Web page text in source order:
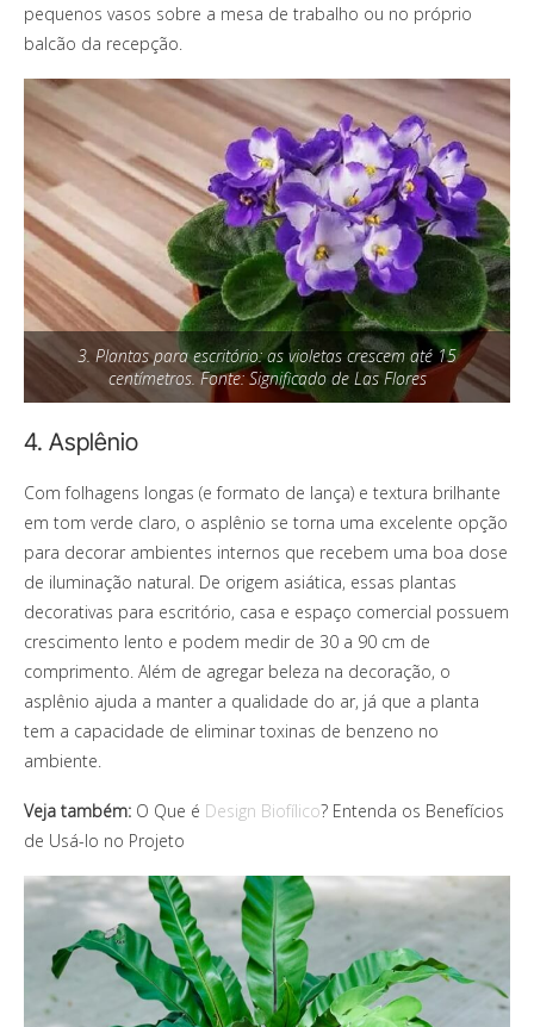
pequenos vasos sobre a mesa de trabalho ou no próprio
balcão da recepção.
3. Plantas para escritório: as violetas crescem até 15
centímetros. Fonte: Significado de Las Flores
4. Asplênio
Com folhagens longas (e formato de lança) e textura brilhante
em tom verde claro, o asplênio se torna uma excelente opção
para decorar ambientes internos que recebem uma boa dose
de iluminação natural. De origem asiática, essas plantas
decorativas para escritório, casa e espaço comercial possuem
crescimento lento e podem medir de 30 a 90 cm de
comprimento. Além de agregar beleza na decoração, o
asplênio ajuda a manter a qualidade do ar, já que a planta
tem a capacidade de eliminar toxinas de benzeno no
ambiente.
Veja também: O Que é Design Biofílico? Entenda os Benefícios
de Usá-lo no Projeto